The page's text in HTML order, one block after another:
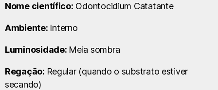
Nome científico: Odontocidium Catatante
Ambiente: Interno
Luminosidade: Meia sombra
Regação: Regular (quando o substrato estiver
secando)